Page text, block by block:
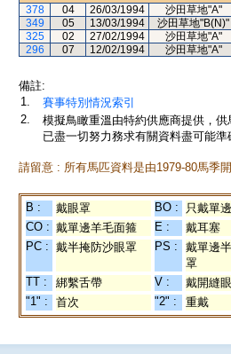
378
04 26/03/1994 沙田草地"A"
349
05 13/03/1994 沙田草地"B(N)"
325
02 27/02/1994 沙田草地"A"
296
07 12/02/1994 沙田草地"A"
備註:
1.
賽事特別情況索引
2.
模擬鳥瞰重溫由特約供應商提供，
已盡一切努力務求有關資料盡可能
請留意 : 所有馬匹資料是由1979-80馬季
B : 戴眼罩 BO : 只戴單
CO : 戴單邊羊毛面箍 E : 戴耳塞
PC : 戴半掩防沙眼罩 PS :
戴單邊
罩
TT : 綁繫舌帶 V : 戴開縫
"1" :
首次 "2" : 重戴